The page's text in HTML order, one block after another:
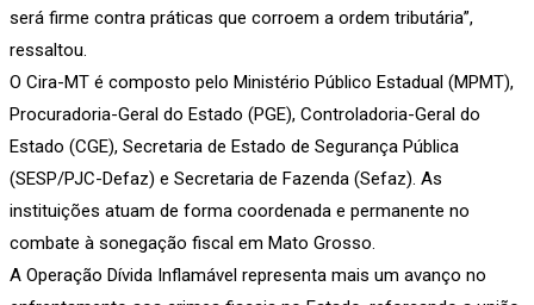
será firme contra práticas que corroem a ordem tributária”,
ressaltou.
O Cira-MT é composto pelo Ministério Público Estadual (MPMT),
Procuradoria-Geral do Estado (PGE), Controladoria-Geral do
Estado (CGE), Secretaria de Estado de Segurança Pública
(SESP/PJC-Defaz) e Secretaria de Fazenda (Sefaz). As
instituições atuam de forma coordenada e permanente no
combate à sonegação fiscal em Mato Grosso.
A Operação Dívida Inflamável representa mais um avanço no